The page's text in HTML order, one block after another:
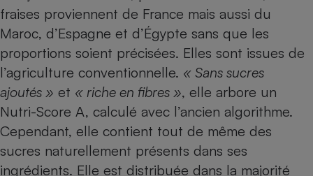
fraises proviennent de France mais aussi du
Maroc, d’Espagne et d’Égypte sans que les
proportions soient précisées. Elles sont issues de
l’agriculture conventionnelle. « Sans sucres
ajoutés » et « riche en fibres », elle arbore un
Nutri-Score A, calculé avec l’ancien algorithme.
Cependant, elle contient tout de même des
sucres naturellement présents dans ses
ingrédients. Elle est distribuée dans la majorité